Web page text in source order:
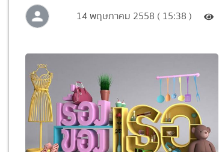
14 พฤษภาคม 2558 ( 15:38 )